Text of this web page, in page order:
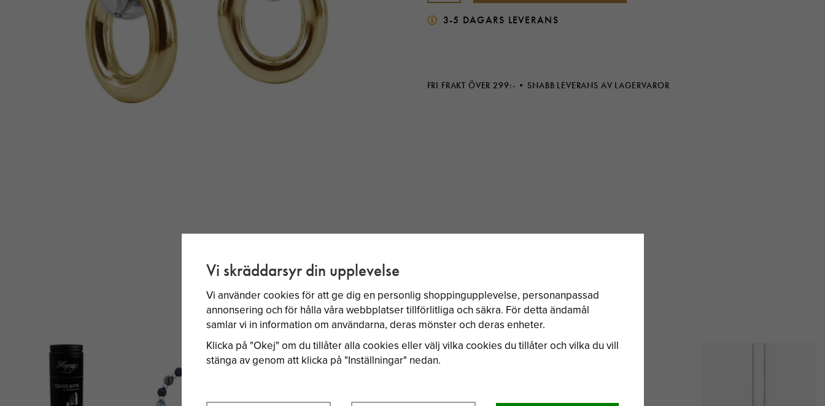
3-5 DAGARS LEVERANS
FRI FRAKT ÖVER 299:- SNABB LEVERANS AV LAGERVAROR
BÄSTSÄLJARE
Vi skräddarsyr din upplevelse
Vi använder cookies för att ge dig en personlig shoppingupplevelse, personanpassad
annonsering och för hålla våra webbplatser tillförlitliga och säkra. För detta ändamål
samlar vi in information om användarna, deras mönster och deras enheter.
Klicka på "Okej" om du tillåter alla cookies eller välj vilka cookies du tillåter och vilka du vill
stänga av genom att klicka på "Inställningar" nedan.